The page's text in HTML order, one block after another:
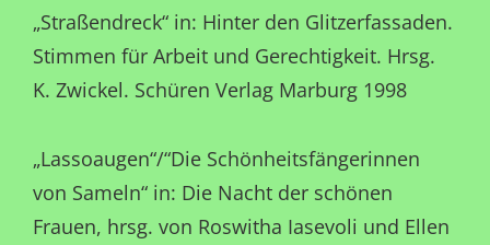
„Straßendreck“ in: Hinter den Glitzerfassaden.
Stimmen für Arbeit und Gerechtigkeit. Hrsg.
K. Zwickel. Schüren Verlag Marburg 1998
„Lassoaugen“/“Die Schönheitsfängerinnen
von Sameln“ in: Die Nacht der schönen
Frauen, hrsg. von Roswitha Iasevoli und Ellen